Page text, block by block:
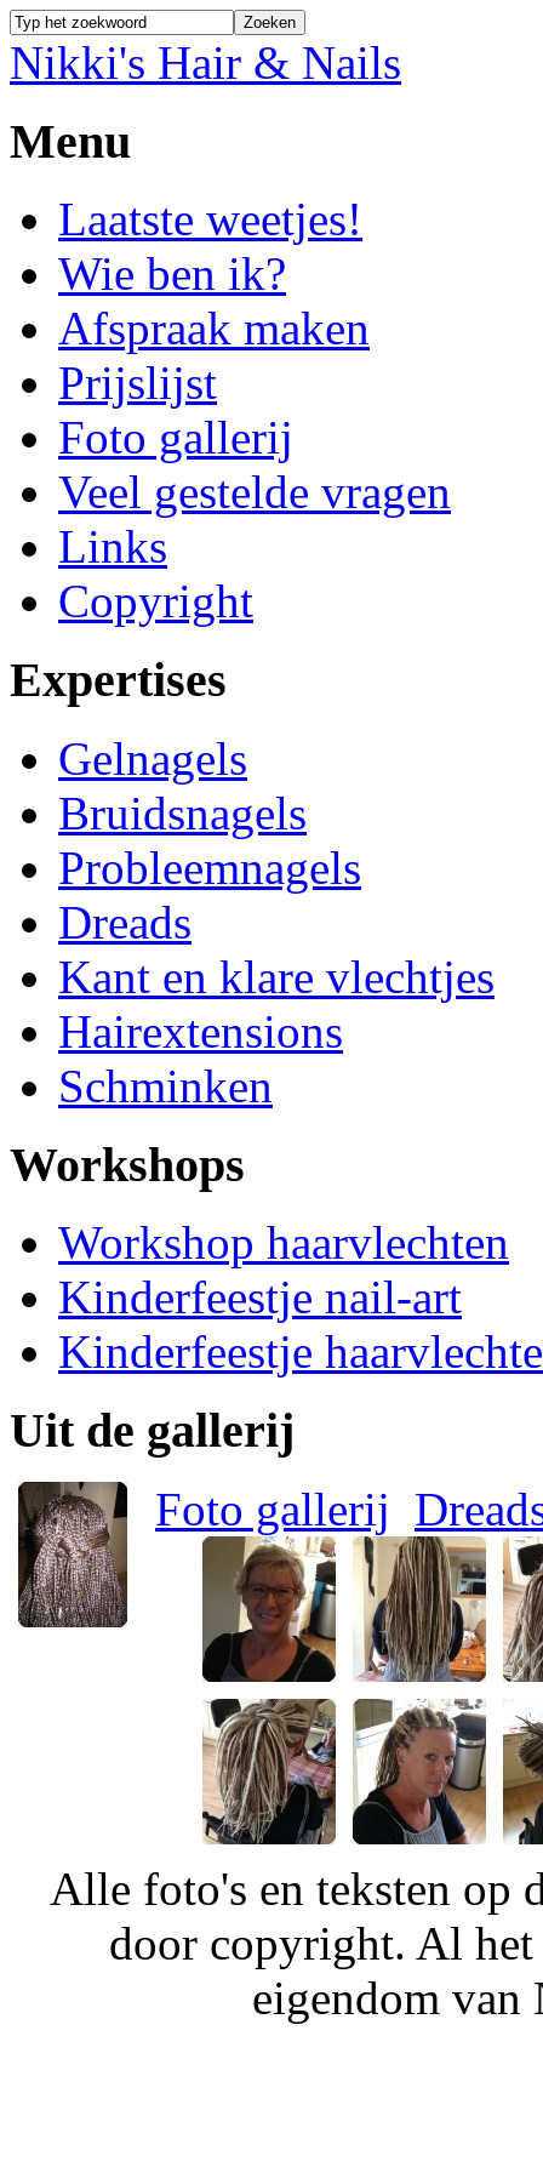
Nikki's Hair & Nails
Menu
Laatste weetjes!
Wie ben ik?
Afspraak maken
Prijslijst
Foto gallerij
Veel gestelde vragen
Links
Copyright
Expertises
Gelnagels
Bruidsnagels
Probleemnagels
Dreads
Kant en klare vlechtjes
Hairextensions
Schminken
Workshops
Workshop haarvlechten
Kinderfeestje nail-art
Kinderfeestje
Uit de gallerij
Foto gallerij
Alle foto's en teksten op
door copyright. Al het
eigendom